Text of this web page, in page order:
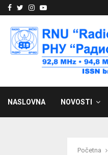
Facebook
Twitter
Instagram
Youtube
NASLOVNA NOVOSTI
Početna